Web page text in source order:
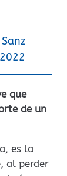
que
de un
es la
al perder